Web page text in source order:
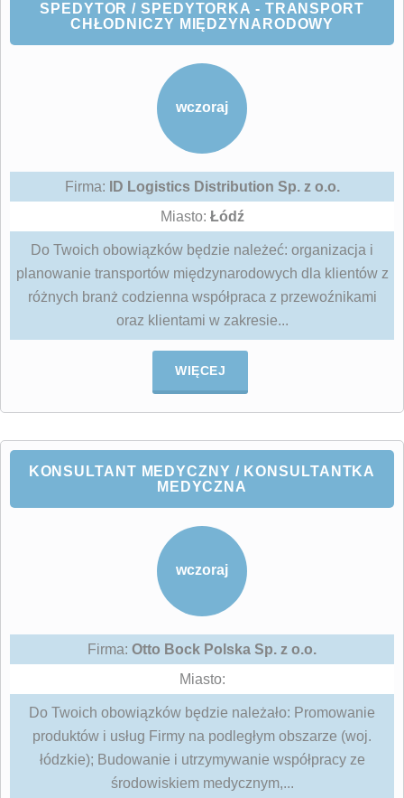
SPEDYTOR / SPEDYTORKA - TRANSPORT
CHŁODNICZY MIĘDZYNARODOWY
wczoraj
Firma:
ID Logistics Distribution Sp. z o.o.
Miasto: Łódź
Do Twoich obowiązków będzie należeć: organizacja i
planowanie transportów międzynarodowych dla klientów z
różnych branż codzienna współpraca z przewoźnikami
oraz klientami w zakresie...
WIĘCEJ
KONSULTANT MEDYCZNY / KONSULTANTKA
MEDYCZNA
wczoraj
Firma: Otto Bock Polska Sp. z o.o.
Miasto:
Do Twoich obowiązków będzie należało: Promowanie
produktów i usług Firmy na podległym obszarze (woj.
łódzkie); Budowanie i utrzymywanie współpracy ze
środowiskiem medycznym,...